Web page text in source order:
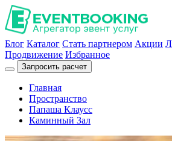
Блог Каталог Стать партнером Акции
Продвижение Избранное
Запросить расчет
Главная
Пространство
Папаша Клаусс
Каминный Зал